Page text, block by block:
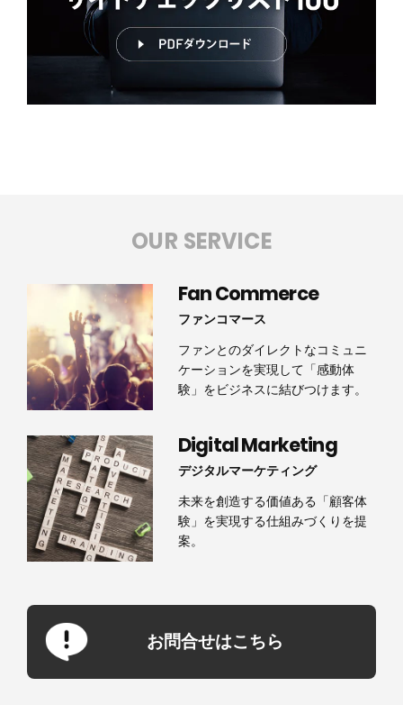
OUR SERVICE
Fan Commerce
ファンコマース
ファンとのダイレクトなコミュニ
ケーションを実現して「感動体
験」をビジネスに結びつけます。
Digital Marketing
デジタルマーケティング
未来を創造する価値ある「顧客体
験」を実現する仕組みづくりを提
案。
お問合せはこちら